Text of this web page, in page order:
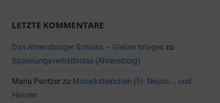
LETZTE KOMMENTARE
Das Ahrensburger Schloss – Gielow Images zu
Spannungsverhältnisse (Ahrensburg)
Maria Pantzer zu Mosaiksteinchen (5): Neuss … und
Hessen